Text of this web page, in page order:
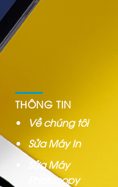
THÔNG TIN
Về chúng tôi
Sửa Máy In
Sửa Máy
Photocopy